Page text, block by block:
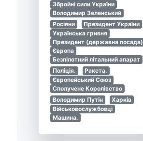
Збройні сили України
Володимир Зеленський
Росіяни
Президент України
Українська гривня
Президент (державна посада)
Європа
Безпілотний літальний апарат
Поліція.
Ракета.
Європейський Союз
Сполучене Королівство
Володимир Путін
Харків
Військовослужбовці
Машина.